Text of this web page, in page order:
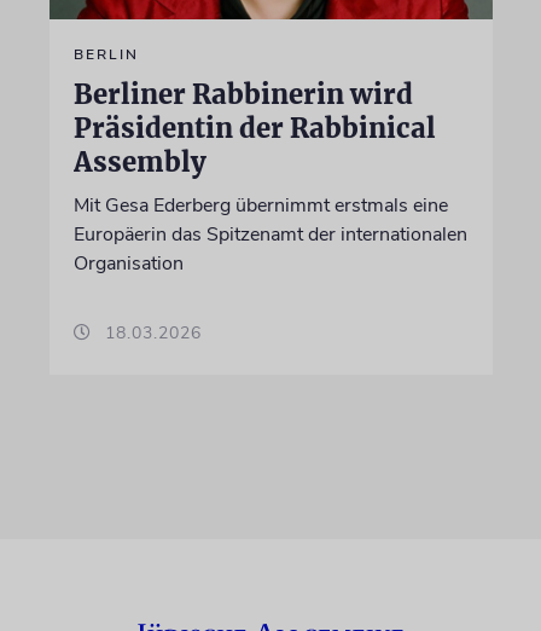
BERLIN
Berliner Rabbinerin wird
Präsidentin der Rabbinical
Assembly
Mit Gesa Ederberg übernimmt erstmals eine
Europäerin das Spitzenamt der internationalen
Organisation
18.03.2026